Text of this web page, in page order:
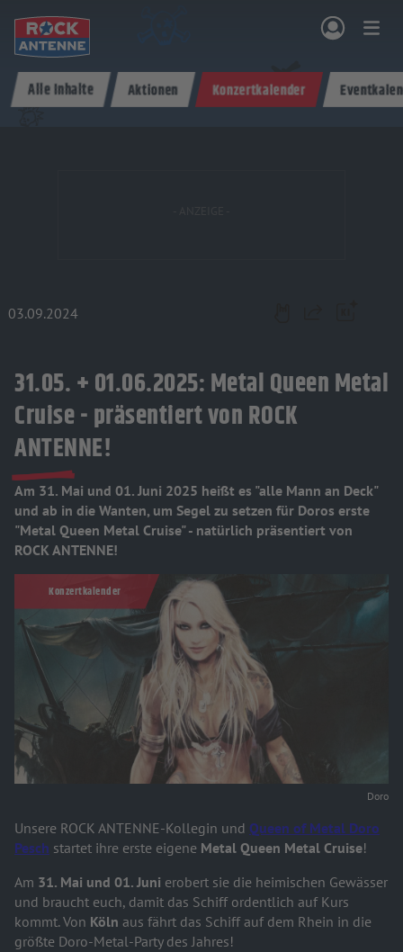
& PROGRAMM AKTIONEN & KONZERTE MUSIK ROCKCOMMUNITY SHOPPEN
Alle Inhalte Aktionen Konzertkalender
03.09.2024
31.05. + 01.06.2025: Metal Queen Metal
Cruise - präsentiert von ROCK
ANTENNE!
Am 31. Mai und 01. Juni 2025 heißt es "alle Mann an Deck"
und ab in die Wanten, um Segel zu setzen für Doros erste
"Metal Queen Metal Cruise" - natürlich präsentiert von
ROCK ANTENNE!
Konzertkalender
Doro
Unsere ROCK ANTENNE-Kollegin und Queen of Metal Doro
Pesch startet ihre erste eigene Metal Queen Metal Cruise!
Am 31. Mai und 01. Juni erobert sie die heimischen Gewässer
und braucht euch, damit das Schiff ordentlich auf Kurs
kommt. Von Köln aus fährt das Schiff auf dem Rhein in die
größte Doro-Metal-Party des Jahres!